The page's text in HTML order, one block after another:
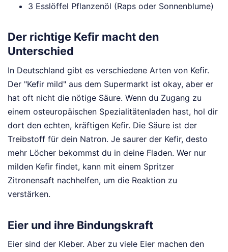
3 Esslöffel Pflanzenöl (Raps oder Sonnenblume)
Der richtige Kefir macht den
Unterschied
In Deutschland gibt es verschiedene Arten von Kefir.
Der "Kefir mild" aus dem Supermarkt ist okay, aber er
hat oft nicht die nötige Säure. Wenn du Zugang zu
einem osteuropäischen Spezialitätenladen hast, hol dir
dort den echten, kräftigen Kefir. Die Säure ist der
Treibstoff für dein Natron. Je saurer der Kefir, desto
mehr Löcher bekommst du in deine Fladen. Wer nur
milden Kefir findet, kann mit einem Spritzer
Zitronensaft nachhelfen, um die Reaktion zu
verstärken.
Eier und ihre Bindungskraft
Eier sind der Kleber. Aber zu viele Eier machen den